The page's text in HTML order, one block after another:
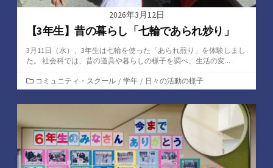
2026年3月12日
【3年生】昔の暮らし「七輪であられ炒り」
3月11日（水）、3年生は七輪を使った「あられ煎り」を体験しまし
た。 社会科では、昔の道具や暮らしの様子を調べ、生活の変...
カ
テ
ゴ
ー
コミュニティ・スクール / 学年 / 日々の活動の様子